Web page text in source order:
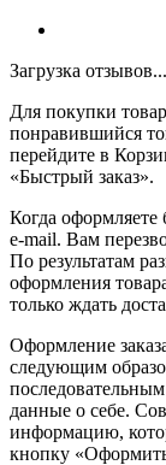
Загрузка отзывов...
Для покупки
понравившийся
перейдите в
«Быстрый заказ».
Когда
e-mail. Вам
По результатам
оформления
только ждать
Оформление
следующим
данные о себе.
информацию,
кнопку «Оформить